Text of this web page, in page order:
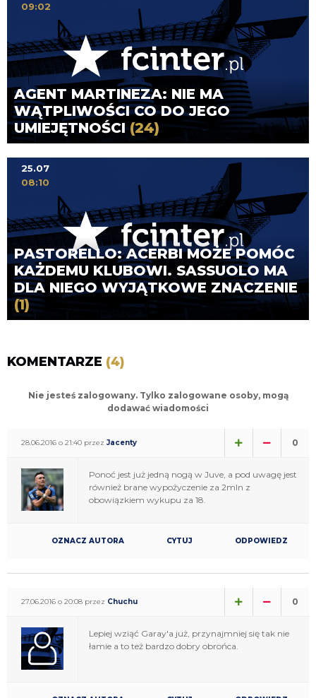
AGENT MARTINEZA: NIE MA
WĄTPLIWOŚCI CO DO JEGO
UMIEJĘTNOŚCI(24)
09:02
PASTORELLO: ACERBI MOŻE POMÓC
KAŻDEMU KLUBOWI. SASSUOLO MA
DLA NIEGO WYJĄTKOWE ZNACZENIE
(1)
25.07
08:10
KOMENTARZE (4)
Nie jesteś zalogowany. Tylko zalogowane osoby, mogą
dodawać wiadomości
28.06.2016 o 21:40 przez Jacenty 0
Ponoć jest już jedną nogą w Juve, a pod uwagę jest
również brane wypożyczenie za 2mln z
obowiązkiem wykupu za 18.
OZNACZ AUTORA CYTUJ ODPOWIEDZ
27.06.2016 o 20:08 przez Chuchu 0
Lepiej wziąć Garay'a już, przynajmniej się tak nie
łamie a to też bardzo dobry obrońca.